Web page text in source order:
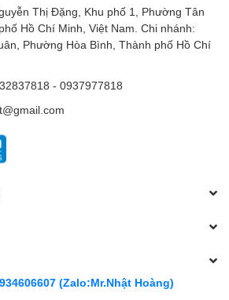
Thị Đặng, Khu phố 1, Phường Tân
Hồ Chí Minh, Việt Nam. Chi nhánh:
Phường Hòa Bình, Thành phố Hồ Chí
- 0937977818
(Zalo:Mr.Nhật Hoàng)